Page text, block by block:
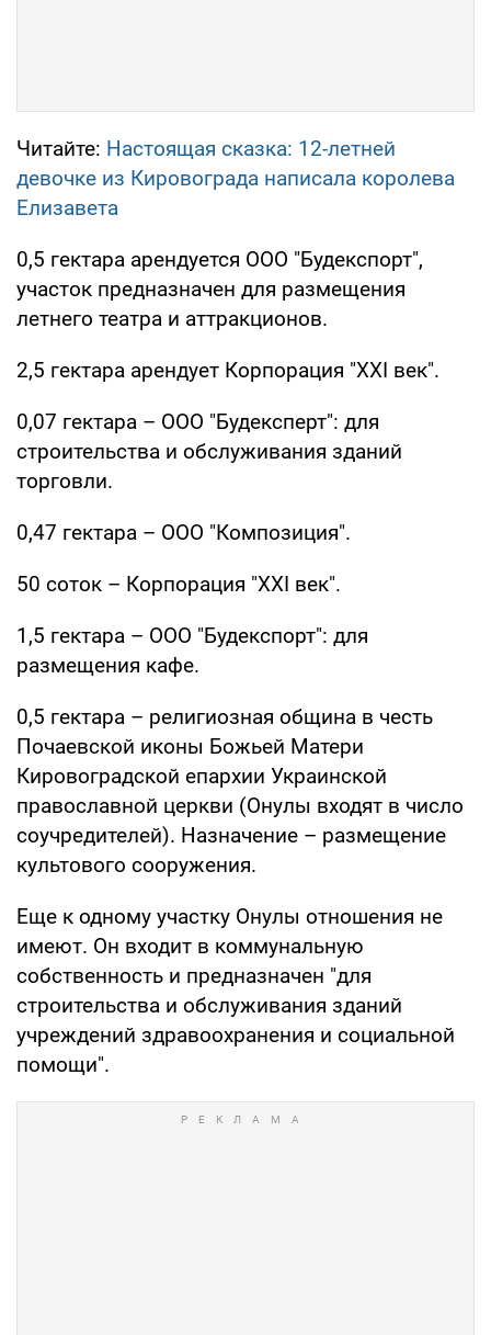
Читайте: Настоящая сказка: 12-летней
девочке из Кировограда написала королева
Елизавета
0,5 гектара арендуется ООО "Буд­експорт",
участок предназначен для размещения
летнего театра и аттракционов.
2,5 гектара арендует Корпорация "XXI век".
0,07 гектара – ООО "Буд­експерт": для
строительства и обслуживания зданий
торговли.
0,47 гектара – ООО "Композиция".
50 соток – Корпорация "XXI век".
1,5 гектара – ООО "Будекспорт": для
размещения кафе.
0,5 гектара – религиозная община в честь
Почаевской иконы Божьей Матери
Кировоградской епархии Украинской
православной церкви (Онулы входят в число
соучредителей). Назначение – размещение
культового сооружения.
Еще к одному участку Онулы отношения не
имеют. Он входит в коммунальную
собственность и предназначен "для
строительства и обслуживания зданий
учреждений здравоохранения и социальной
помощи".